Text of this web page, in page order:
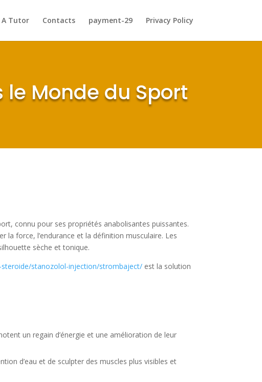
A Tutor Contacts payment-29 Privacy Policy
Monde du Sport
connu pour ses propriétés anabolisantes puissantes.
force, l’endurance et la définition musculaire. Les
sèche et tonique.
stanozolol-injection/strombaject/ est la solution
un regain d’énergie et une amélioration de leur
d’eau et de sculpter des muscles plus visibles et